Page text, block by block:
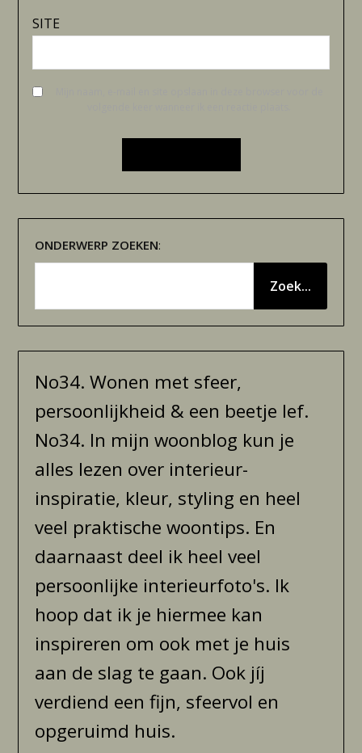
SITE
ONDERWERP ZOEKEN:
Zoek...
No34. Wonen met sfeer,
persoonlijkheid & een beetje lef.
No34. In mijn woonblog kun je
alles lezen over interieur-
inspiratie, kleur, styling en heel
veel praktische woontips. En
daarnaast deel ik heel veel
persoonlijke interieurfoto's. Ik
hoop dat ik je hiermee kan
inspireren om ook met je huis
aan de slag te gaan. Ook jíj
verdiend een fijn, sfeervol en
opgeruimd huis.